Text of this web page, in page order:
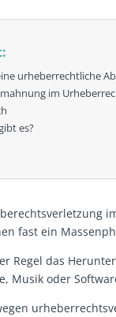
urheberrechtliche
im
es?
fast ein
Regel das
Musik oder